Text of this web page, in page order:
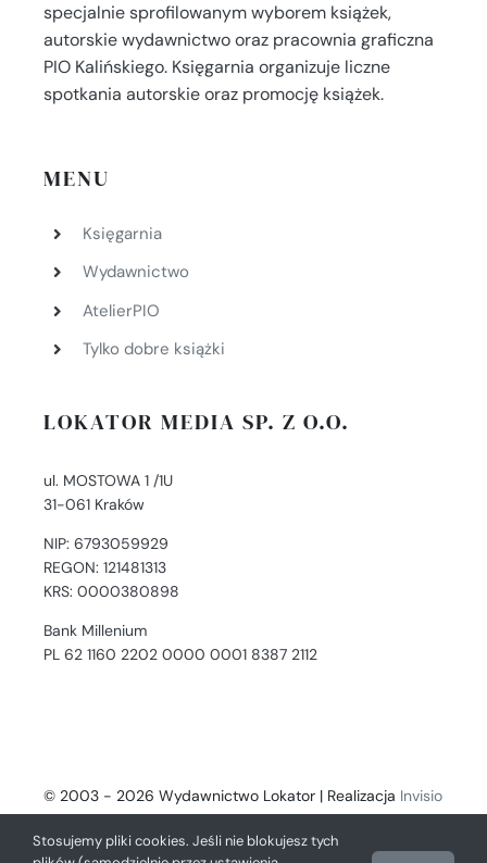
specjalnie sprofilowanym wyborem książek,
autorskie wydawnictwo oraz pracownia graficzna
PIO Kalińskiego. Księgarnia organizuje liczne
spotkania autorskie oraz promocję książek.
MENU
Księgarnia
Wydawnictwo
AtelierPIO
Tylko dobre książki
LOKATOR MEDIA SP. Z O.O.
ul. MOSTOWA 1 /1U
31-061 Kraków
NIP: 6793059929
REGON: 121481313
KRS: 0000380898
Bank Millenium
PL 62 1160 2202 0000 0001 8387 2112
© 2003 - 2026 Wydawnictwo Lokator | Realizacja Invisio
- Digital Solutions
Stosujemy pliki cookies. Jeśli nie blokujesz tych